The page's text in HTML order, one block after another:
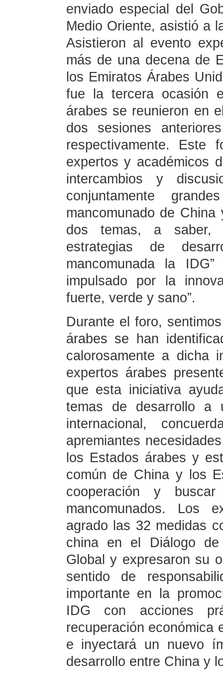
enviado especial del
Medio Oriente, asistió a
Asistieron al evento
más de una decena de
los Emiratos Árabes
fue la tercera ocasión
árabes se reunieron en
dos sesiones
respectivamente.
expertos y académicos
intercambios y
conjuntamente
mancomunado de
dos temas, a saber,
estrategias de
mancomunada la
impulsado por la
fuerte, verde y sano”.
Durante el foro,
árabes se han
calorosamente a dicha
expertos árabes
que esta iniciativa
temas de desarrollo a
internacional,
apremiantes
los Estados árabes y
común de China y los
cooperación y
mancomunados. Los
agrado las 32 medidas
china en el Diálogo
Global y expresaron su
sentido de
importante en la
IDG con acciones
recuperación económica
e inyectará un nuevo
desarrollo entre China y